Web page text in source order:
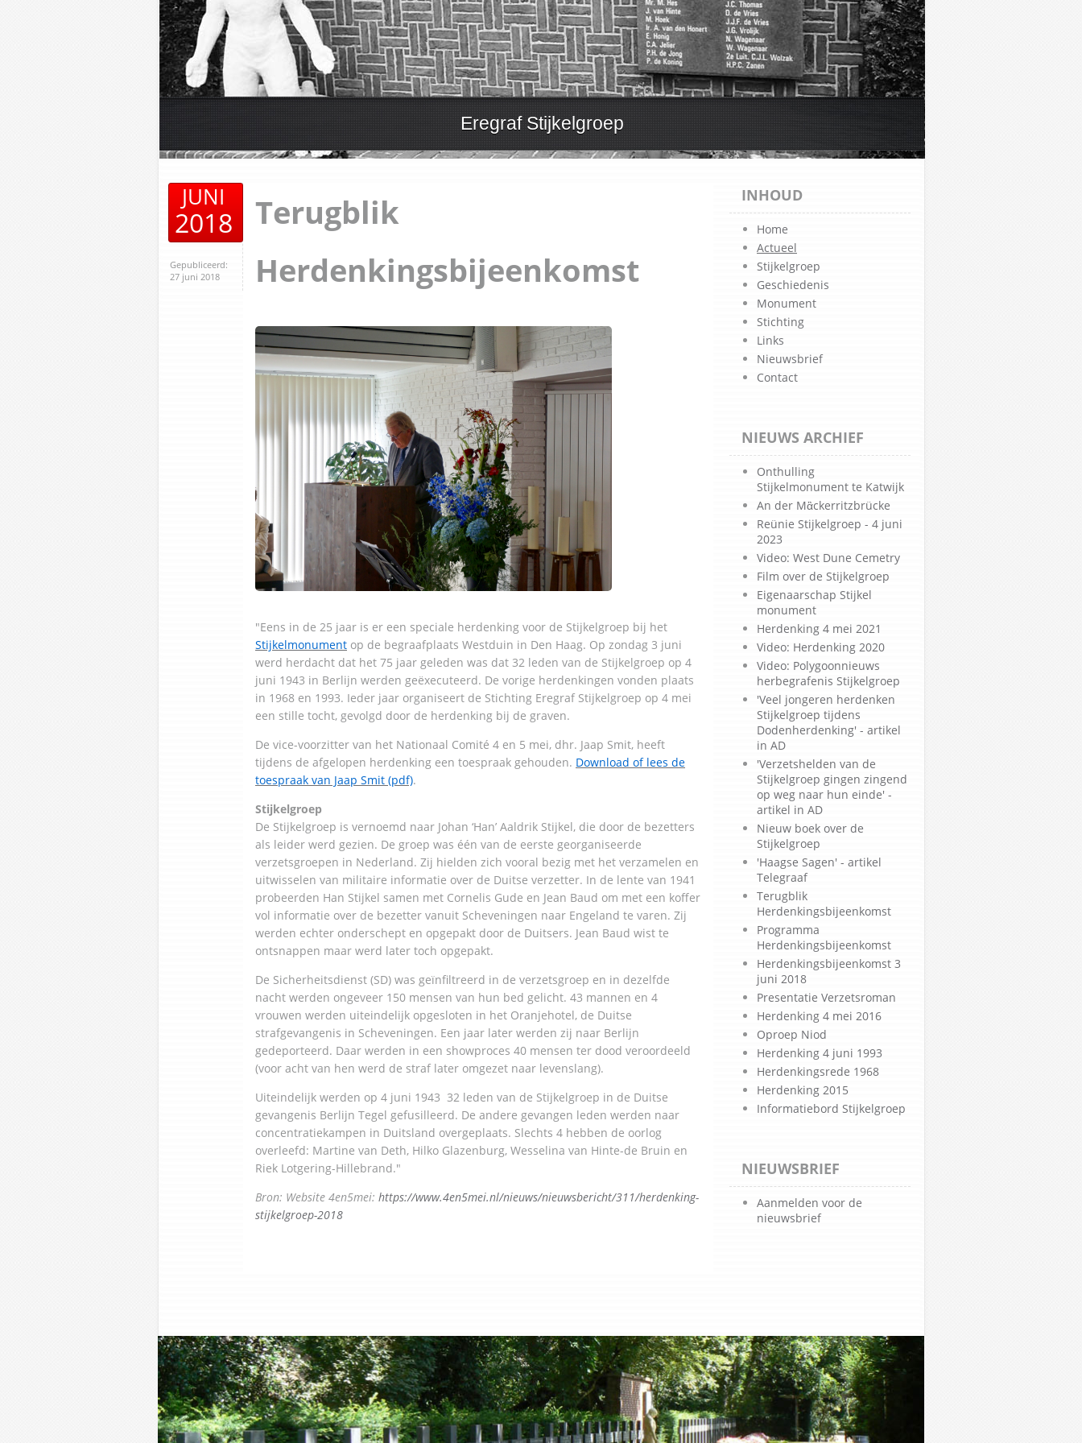
Eregraf Stijkelgroep
JUNI
2018
Gepubliceerd:
27 juni 2018
Terugblik
Herdenkingsbijeenkomst
"Eens in de 25 jaar is er een speciale herdenking voor de Stijkelgroep bij het
Stijkelmonument op de begraafplaats Westduin in Den Haag. Op zondag 3 juni
werd herdacht dat het 75 jaar geleden was dat 32 leden van de Stijkelgroep op 4
juni 1943 in Berlijn werden geëxecuteerd. De vorige herdenkingen vonden plaats
in 1968 en 1993. Ieder jaar organiseert de Stichting Eregraf Stijkelgroep op 4 mei
een stille tocht, gevolgd door de herdenking bij de graven.
De vice-voorzitter van het Nationaal Comité 4 en 5 mei, dhr. Jaap Smit, heeft
tijdens de afgelopen herdenking een toespraak gehouden. Download of lees de
toespraak van Jaap Smit (pdf).
Stijkelgroep
De Stijkelgroep is vernoemd naar Johan ‘Han’ Aaldrik Stijkel, die door de bezetters
als leider werd gezien. De groep was één van de eerste georganiseerde
verzetsgroepen in Nederland. Zij hielden zich vooral bezig met het verzamelen en
uitwisselen van militaire informatie over de Duitse verzetter. In de lente van 1941
probeerden Han Stijkel samen met Cornelis Gude en Jean Baud om met een koffer
vol informatie over de bezetter vanuit Scheveningen naar Engeland te varen. Zij
werden echter onderschept en opgepakt door de Duitsers. Jean Baud wist te
ontsnappen maar werd later toch opgepakt.
De Sicherheitsdienst (SD) was geïnfiltreerd in de verzetsgroep en in dezelfde
nacht werden ongeveer 150 mensen van hun bed gelicht. 43 mannen en 4
vrouwen werden uiteindelijk opgesloten in het Oranjehotel, de Duitse
strafgevangenis in Scheveningen. Een jaar later werden zij naar Berlijn
gedeporteerd. Daar werden in een showproces 40 mensen ter dood veroordeeld
(voor acht van hen werd de straf later omgezet naar levenslang).
Uiteindelijk werden op 4 juni 1943 32 leden van de Stijkelgroep in de Duitse
gevangenis Berlijn Tegel gefusilleerd. De andere gevangen leden werden naar
concentratiekampen in Duitsland overgeplaats. Slechts 4 hebben de oorlog
overleefd: Martine van Deth, Hilko Glazenburg, Wesselina van Hinte-de Bruin en
Riek Lotgering-Hillebrand."
Bron: Website 4en5mei: https://www.4en5mei.nl/nieuws/nieuwsbericht/311/herdenking-
stijkelgroep-2018
INHOUD
Home
Actueel
Stijkelgroep
Geschiedenis
Monument
Stichting
Links
Nieuwsbrief
Contact
NIEUWS ARCHIEF
Onthulling
Stijkelmonument te Katwijk
An der Mἂckerritzbrücke
Reünie Stijkelgroep - 4 juni
2023
Video: West Dune Cemetry
Film over de Stijkelgroep
Eigenaarschap Stijkel
monument
Herdenking 4 mei 2021
Video: Herdenking 2020
Video: Polygoonnieuws
herbegrafenis Stijkelgroep
'Veel jongeren herdenken
Stijkelgroep tijdens
Dodenherdenking' - artikel
in AD
'Verzetshelden van de
Stijkelgroep gingen zingend
op weg naar hun einde' -
artikel in AD
Nieuw boek over de
Stijkelgroep
'Haagse Sagen' - artikel
Telegraaf
Terugblik
Herdenkingsbijeenkomst
Programma
Herdenkingsbijeenkomst
Herdenkingsbijeenkomst 3
juni 2018
Presentatie Verzetsroman
Herdenking 4 mei 2016
Oproep Niod
Herdenking 4 juni 1993
Herdenkingsrede 1968
Herdenking 2015
Informatiebord Stijkelgroep
NIEUWSBRIEF
Aanmelden voor de
nieuwsbrief